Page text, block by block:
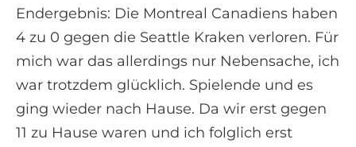
Endergebnis: Die Montreal Canadiens haben
4 zu 0 gegen die Seattle Kraken verloren. Für
mich war das allerdings nur Nebensache, ich
war trotzdem glücklich. Spielende und es
ging wieder nach Hause. Da wir erst gegen
11 zu Hause waren und ich folglich erst